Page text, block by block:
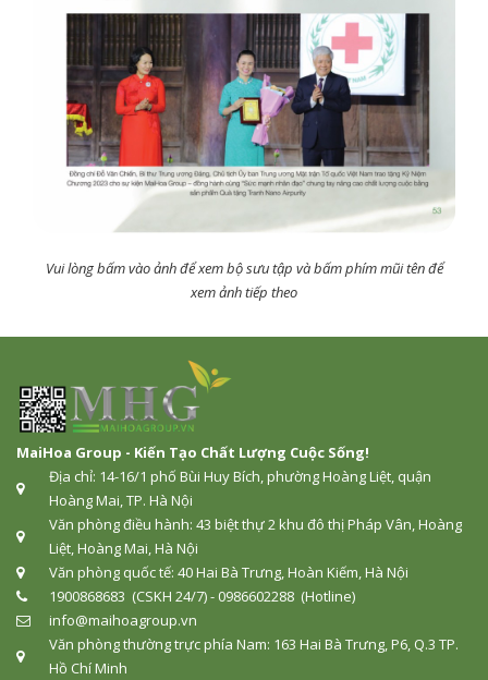
Vui lòng bấm vào ảnh để xem bộ sưu tập và bấm phím mũi tên để
xem ảnh tiếp theo
MaiHoa Group - Kiến Tạo Chất Lượng Cuộc Sống!
Địa chỉ: 14-16/1 phố Bùi Huy Bích, phường Hoàng Liệt, quận
Hoàng Mai, TP. Hà Nội
Văn phòng điều hành: 43 biệt thự 2 khu đô thị Pháp Vân, Hoàng
Liệt, Hoàng Mai, Hà Nội
Văn phòng quốc tế: 40 Hai Bà Trưng, Hoàn Kiếm, Hà Nội
1900868683 (CSKH 24/7) - 0986602288 (Hotline)
info@maihoagroup.vn
Văn phòng thường trực phía Nam: 163 Hai Bà Trưng, P6, Q.3 TP.
Hồ Chí Minh